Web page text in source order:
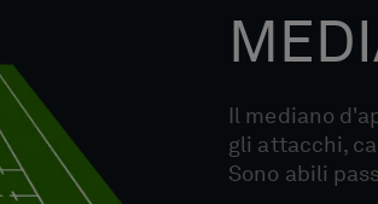
Il mediano
gli attacchi,
Sono abili